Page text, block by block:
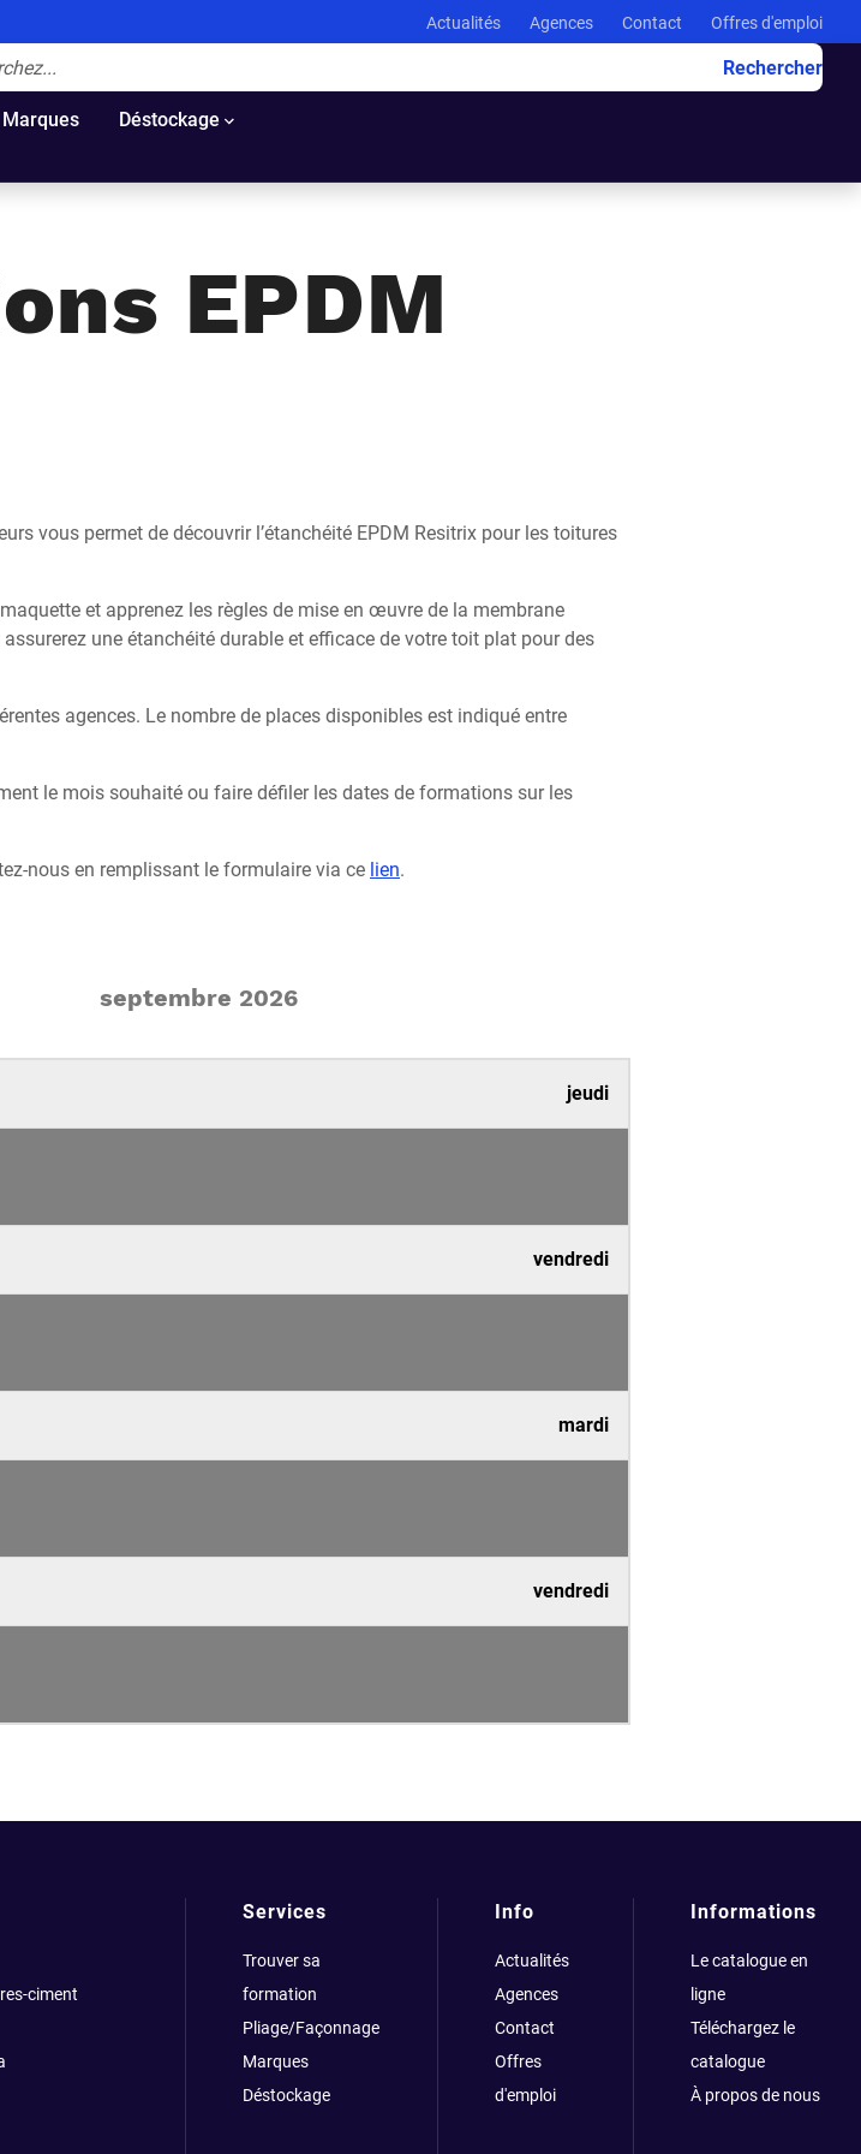
Actualités Agences Contact Offres d'emploi
Rechercher
Marques Déstockage
EPDM
vous permet de découvrir l’étanchéité EPDM Resitrix pour les toitures
et apprenez les règles de mise en œuvre de la membrane
une étanchéité durable et efficace de votre toit plat pour des
agences. Le nombre de places disponibles est indiqué entre
le mois souhaité ou faire défiler les dates de formations sur les
nous en remplissant le formulaire via ce lien.
septembre 2026
jeudi
vendredi
mardi
vendredi
ciment
Services
Trouver sa
formation
Pliage/Façonnage
Marques
Déstockage
Info
Actualités
Agences
Contact
Offres
d'emploi
Informations
Le catalogue en
ligne
Téléchargez le
catalogue
À propos de nous